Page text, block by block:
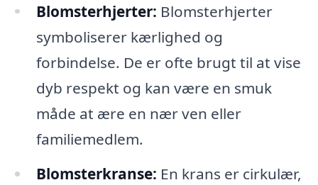
Blomsterhjerter: Blomsterhjerter
symboliserer kærlighed og
forbindelse. De er ofte brugt til at vise
dyb respekt og kan være en smuk
måde at ære en nær ven eller
familiemedlem.
Blomsterkranse: En krans er cirkulær,